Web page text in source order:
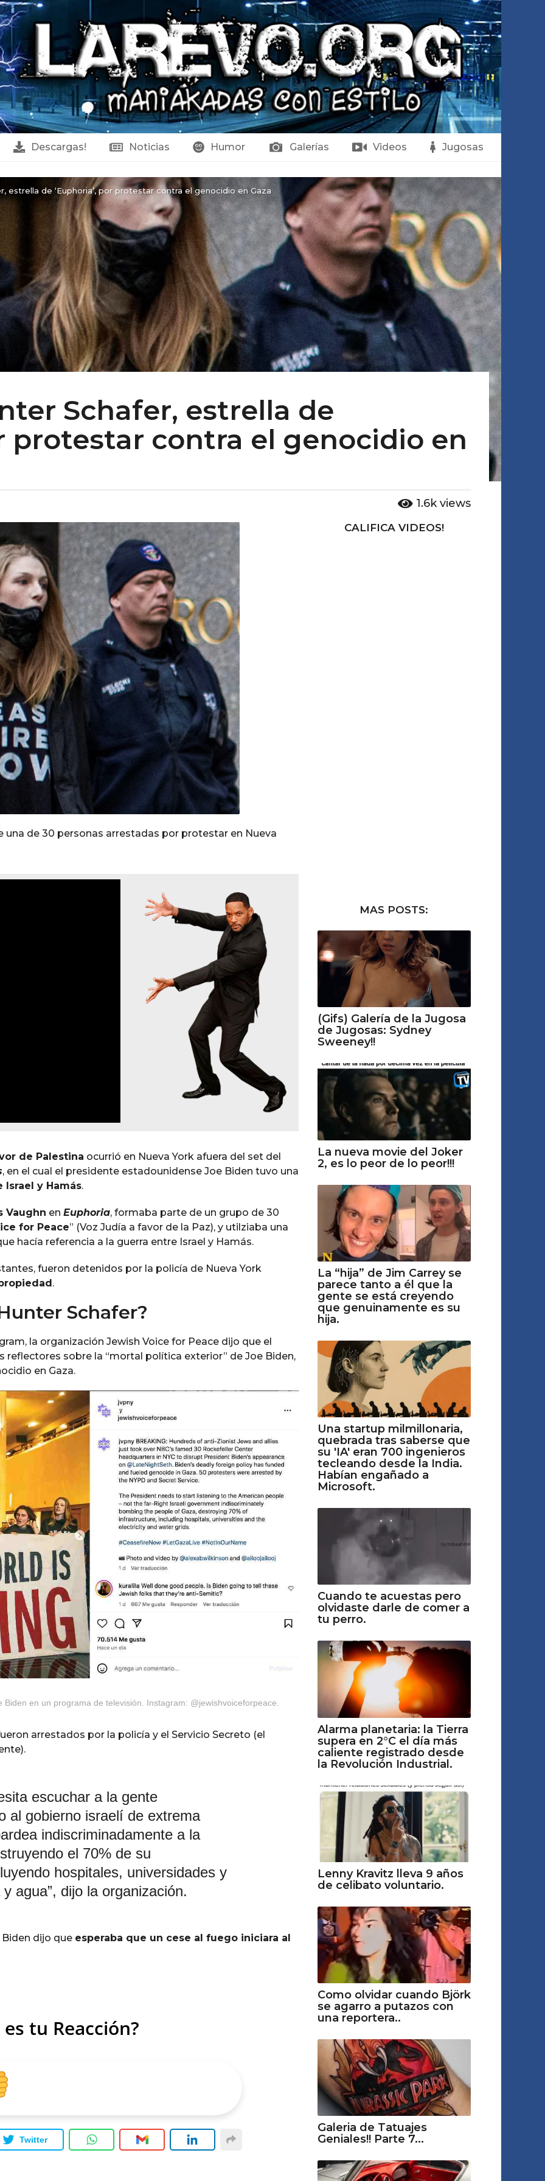
Descargas! Noticias Humor Galerías Videos Jugosas
estrella de ‘Euphoria’, por protestar contra el genocidio en Gaza
Schafer, estrella de
protestar contra el genocidio en
1.6k views
una de 30 personas arrestadas por protestar en Nueva
de Palestina ocurrió en Nueva York afuera del set del
, en el cual el presidente estadounidense Joe Biden tuvo una
Israel y Hamás.
Vaughn en Euphoria, formaba parte de un grupo de 30
for Peace” (Voz Judía a favor de la Paz), y utilziaba una
hacía referencia a la guerra entre Israel y Hamás.
fueron detenidos por la policía de Nueva York
.
Schafer?
la organización Jewish Voice for Peace dijo que el
sobre la “mortal política exterior” de Joe Biden,
en Gaza.
en un programa de televisión. Instagram: @jewishvoiceforpeace.
arrestados por la policía y el Servicio Secreto (el
escuchar a la gente
al gobierno israelí de extrema
indiscriminadamente a la
el 70% de su
hospitales, universidades y
agua”, dijo la organización.
Biden dijo que esperaba que un cese al fuego iniciara al
es tu Reacción?
Twitter
CALIFICA VIDEOS!
MAS POSTS:
(Gifs) Galería de la Jugosa
de Jugosas: Sydney
Sweeney!!
La nueva movie del Joker
2, es lo peor de lo peor!!!
La “hija” de Jim Carrey se
parece tanto a él que la
gente se está creyendo
que genuinamente es su
hija.
Una startup milmillonaria,
quebrada tras saberse que
su 'IA' eran 700 ingenieros
tecleando desde la India.
Habían engañado a
Microsoft.
Cuando te acuestas pero
olvidaste darle de comer a
tu perro.
Alarma planetaria: la Tierra
supera en 2°C el día más
caliente registrado desde
la Revolución Industrial.
Lenny Kravitz lleva 9 años
de celibato voluntario.
Como olvidar cuando Björk
se agarro a putazos con
una reportera..
Galeria de Tatuajes
Geniales!! Parte 7...